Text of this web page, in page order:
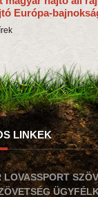
Európa-
LINKEK
LOVASSPORT